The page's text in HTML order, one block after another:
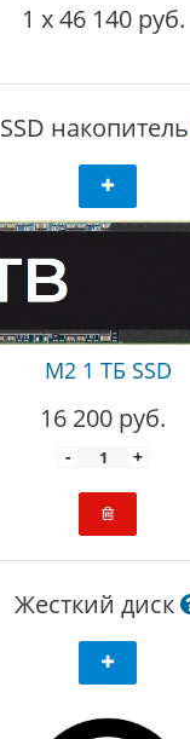
1 x46 140 руб.
SSD накопитель
M2 1 ТБ SSD
16 200 руб.
- +
Жесткий диск